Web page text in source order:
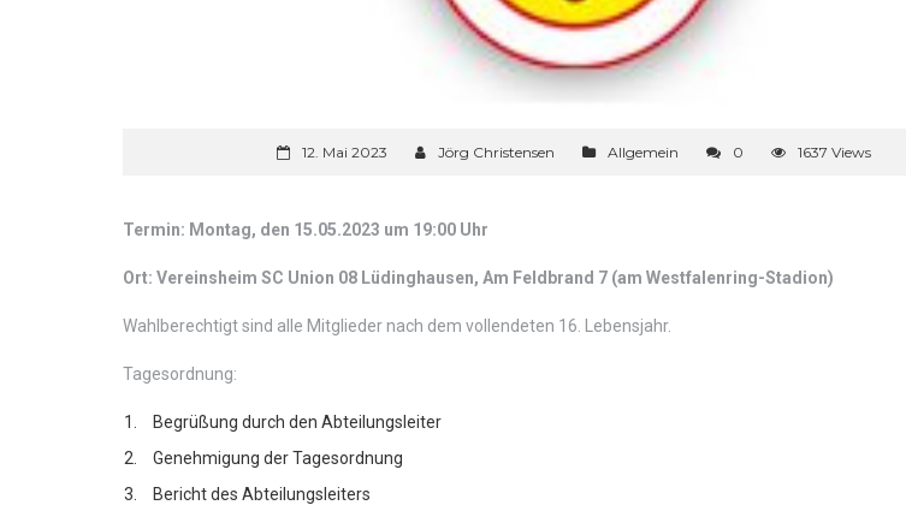
12. Mai 2023 Jörg Christensen Allgemein 0 1637 Views
Termin: Montag, den 15.05.2023 um 19:00 Uhr
Ort: Vereinsheim SC Union 08 Lüdinghausen, Am Feldbrand 7 (am Westfalenring-Stadion)
Wahlberechtigt sind alle Mitglieder nach dem vollendeten 16. Lebensjahr.
Tagesordnung:
Begrüßung durch den Abteilungsleiter
Genehmigung der Tagesordnung
Bericht des Abteilungsleiters